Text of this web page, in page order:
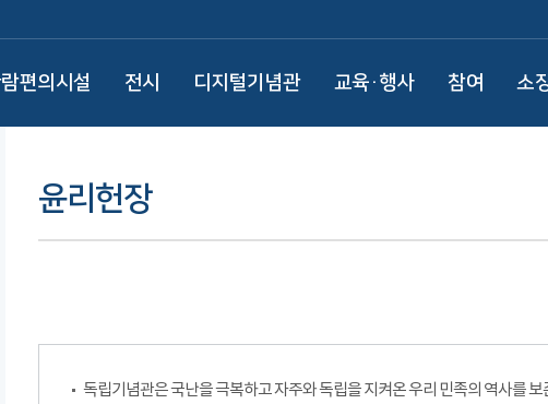
편의시설 전시 디지털기념관 교육·행사 참여 소
윤리헌장
독립기념관은 국난을 극복하고 자주와 독립을 지켜온 우리 민족의 역사를